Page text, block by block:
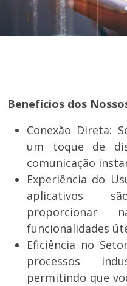
Benefícios dos
Conexão Direta:
um toque de
comunicação
Experiência do
aplicativos
proporcionar
funcionalidades
Eficiência no
processos
permitindo que